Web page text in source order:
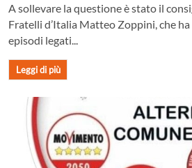
A sollevare la questione è stato il
Fratelli d’Italia Matteo Zoppini, che
episodi legati...
Leggi di più